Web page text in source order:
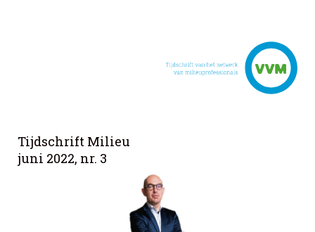
Tijdschrift Milieu
juni 2022, nr. 3